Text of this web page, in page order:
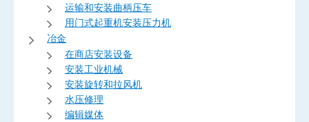
运输和安装曲柄压车
用门式起重机安装压力机
冶金
在商店安装设备
安装工业机械
安装旋转和拉风机
水压修理
编辑媒体